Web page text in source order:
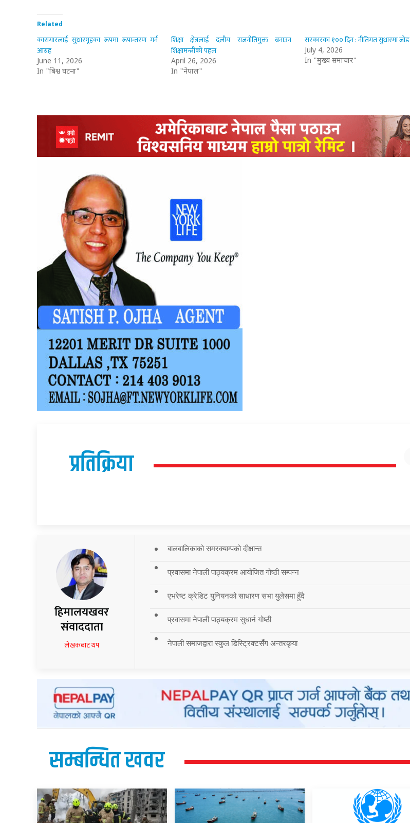
Related
कारागारलाई सुधारगृहका रूपमा रूपान्तरण गर्न
आग्रह
June 11, 2026
In "बिश्व घटना"
शिक्षा क्षेत्रलाई दलीय राजनीतिमुक्त बनाउन
शिक्षामन्त्रीको पहल
April 26, 2026
In "नेपाल"
सरकारका १०० दिन : नीतिगत सुधारमा जोड
July 4, 2026
In "मुख्य समाचार"
प्रतिक्रिया
हिमालयखवर
संवाददाता
लेखकबाट थप
बालबालिकाको समरक्याम्पको दीक्षान्त
प्रवासमा नेपाली पाठ्यक्रम आयोजित गोष्ठी सम्पन्न
एभरेष्ट क्रेडिट युनियनको साधारण सभा युलेसमा हुँदै
प्रवासमा नेपाली पाठ्यक्रम सुधार्न गोष्ठी
नेपाली समाजद्वारा स्कुल डिस्ट्रिक्टसँग अन्तरकृया
सम्बन्धित खवर